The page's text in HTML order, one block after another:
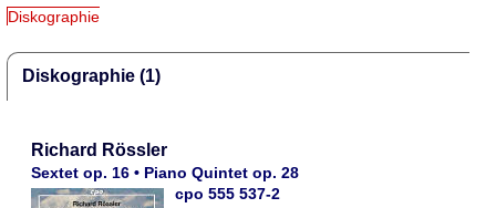
Diskographie
Diskographie (1)
Richard Rössler
Sextet op. 16 • Piano Quintet op. 28
cpo 555 537-2